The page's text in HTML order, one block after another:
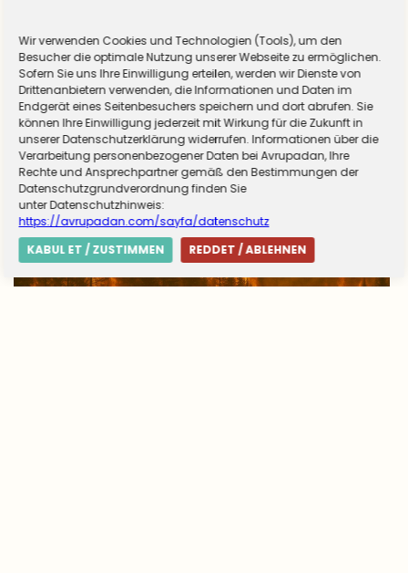
Almanya zorunlu askerliğe hazırlanıyor! Sivil
hizmet için düğmeye basıldı
Wir verwenden Cookies und Technologien (Tools), um den
Besucher die optimale Nutzung unserer Webseite zu ermöglichen.
Sofern Sie uns Ihre Einwilligung erteilen, werden wir Dienste von
Drittenanbietern verwenden, die Informationen und Daten im
Endgerät eines Seitenbesuchers speichern und dort abrufen. Sie
können Ihre Einwilligung jederzeit mit Wirkung für die Zukunft in
unserer Datenschutzerklärung widerrufen. Informationen über die
Verarbeitung personenbezogener Daten bei Avrupadan, Ihre
Rechte und Ansprechpartner gemäß den Bestimmungen der
Datenschutzgrundverordnung finden Sie
unter Datenschutzhinweis:
https://avrupadan.com/sayfa/datenschutz
KABUL ET / ZUSTIMMEN
REDDET / ABLEHNEN